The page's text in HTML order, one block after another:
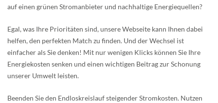
auf einen grünen Stromanbieter und nachhaltige Energiequellen?
Egal, was Ihre Prioritäten sind, unsere Webseite kann Ihnen dabei
helfen, den perfekten Match zu finden. Und der Wechsel ist
einfacher als Sie denken! Mit nur wenigen Klicks können Sie Ihre
Energiekosten senken und einen wichtigen Beitrag zur Schonung
unserer Umwelt leisten.
Beenden Sie den Endloskreislauf steigender Stromkosten. Nutzen